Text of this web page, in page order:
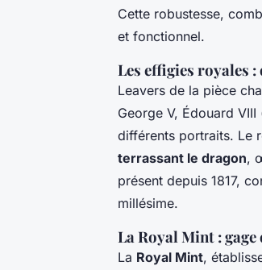
Cette robustesse,
et fonctionnel.
Les effigies royales
Leavers de la pièce
George V, Édouard
différents portraits. Le
terrassant le dragon,
présent depuis 1817,
millésime.
La Royal Mint :
La Royal Mint,